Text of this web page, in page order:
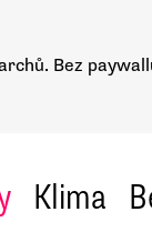
Bez
Klima